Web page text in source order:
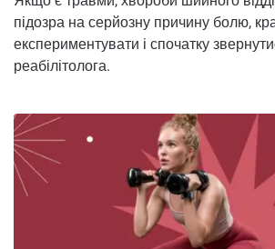
підозра на серйозну причину болю,
експериментувати і спочатку
реабілітолога.